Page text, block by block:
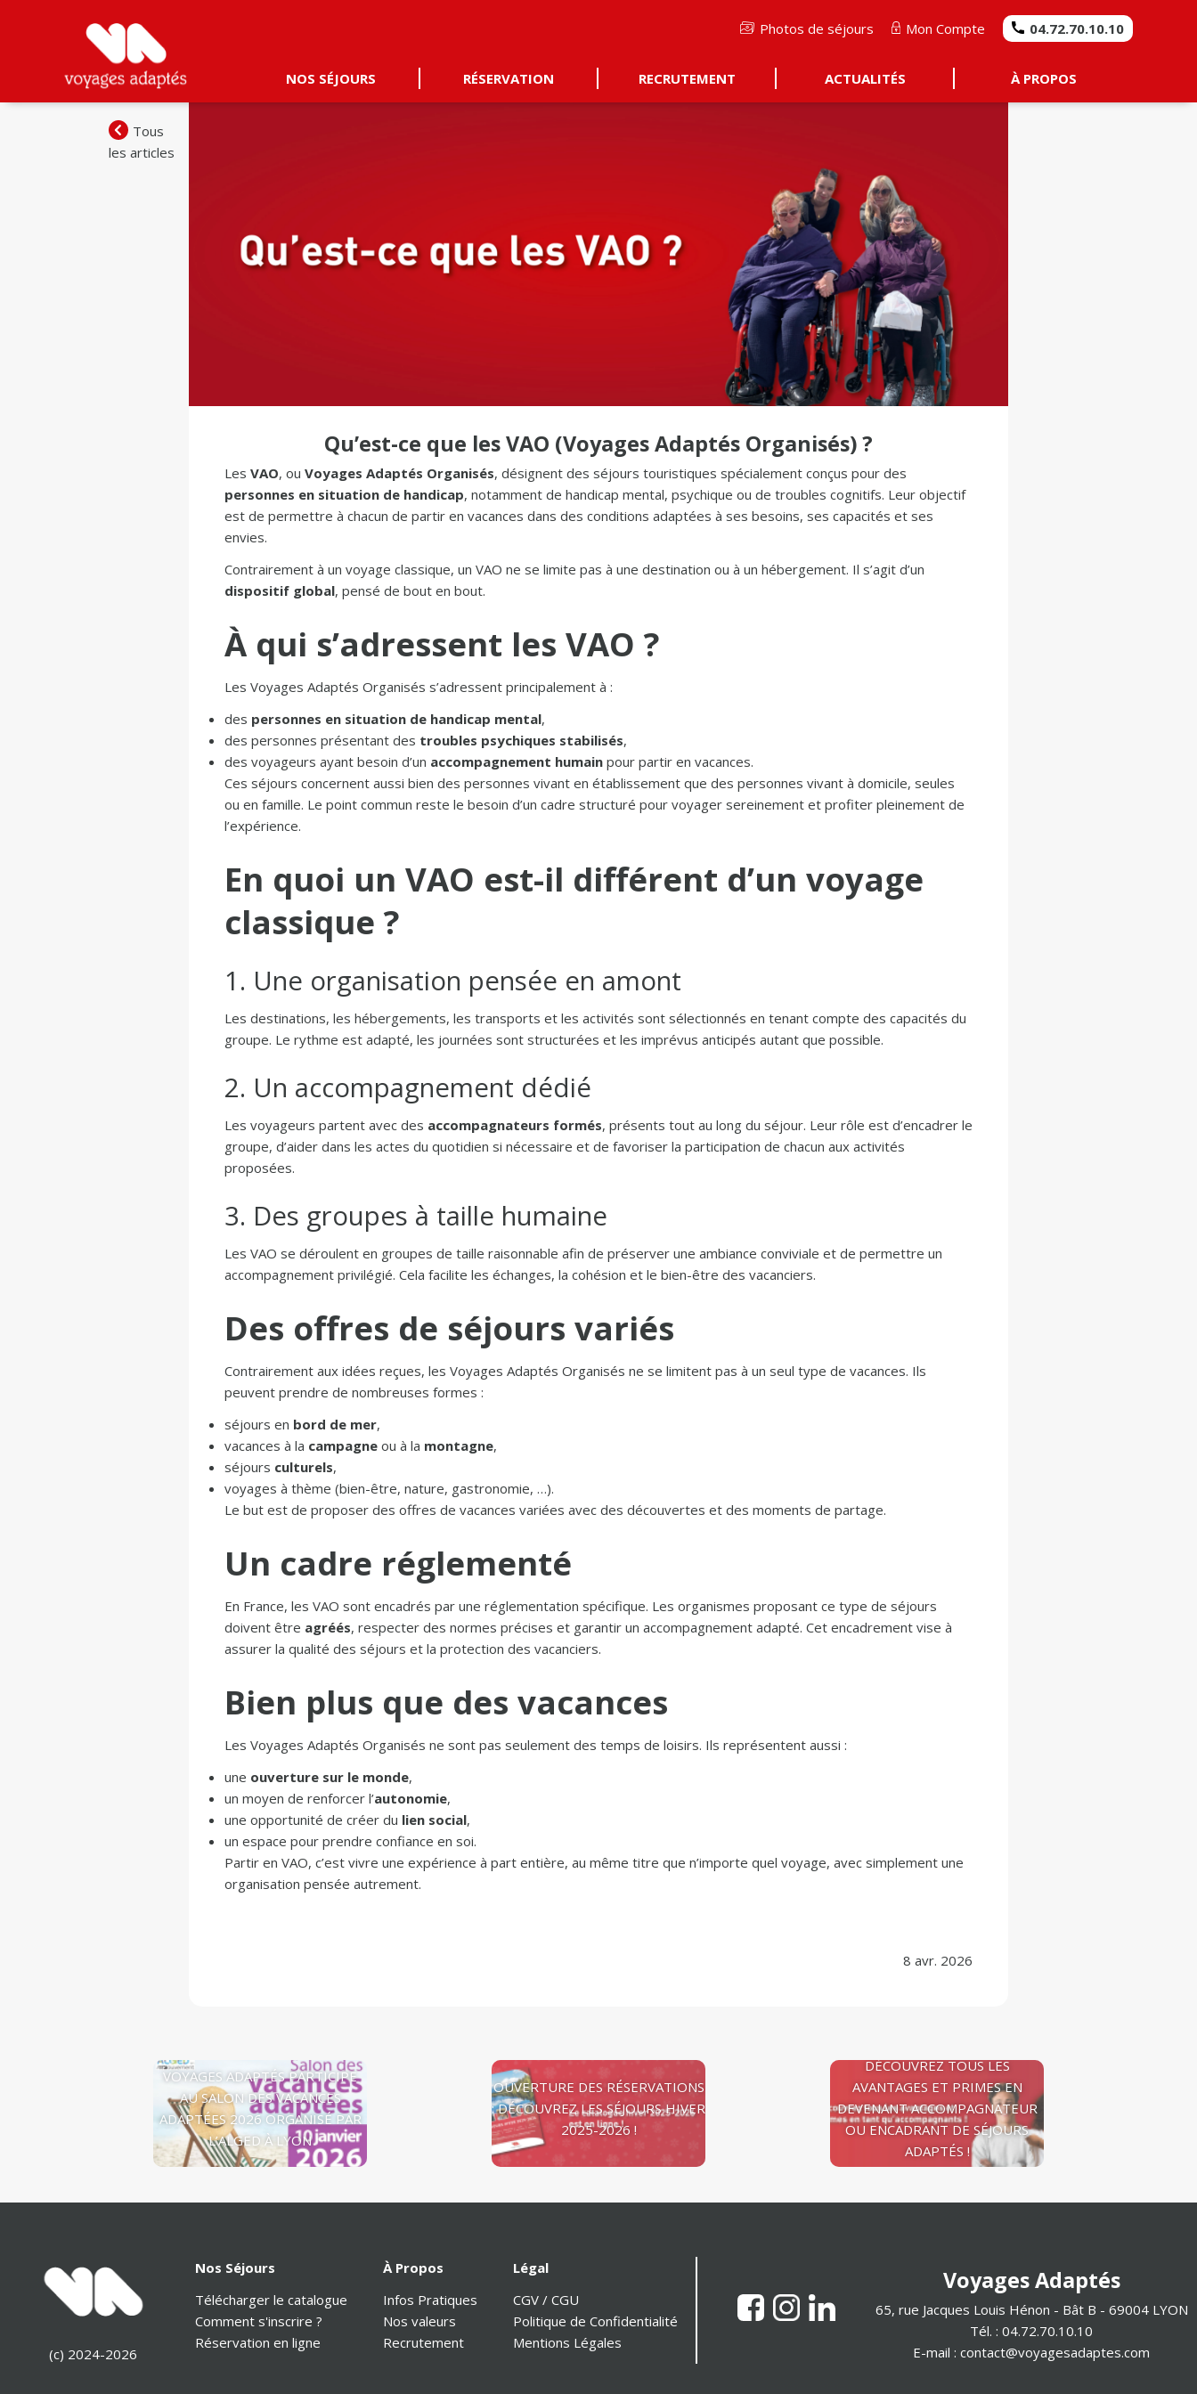
Photos de séjours Mon Compte 04.72.70.10.10
NOS SÉJOURS RÉSERVATION RECRUTEMENT ACTUALITÉS À PROPOS
Tous
les articles
Qu’est-ce que les VAO (Voyages Adaptés Organisés) ?
Les VAO, ou Voyages Adaptés Organisés, désignent des séjours touristiques spécialement conçus pour des
personnes en situation de handicap, notamment de handicap mental, psychique ou de troubles cognitifs. Leur objectif
est de permettre à chacun de partir en vacances dans des conditions adaptées à ses besoins, ses capacités et ses
envies.
Contrairement à un voyage classique, un VAO ne se limite pas à une destination ou à un hébergement. Il s’agit d’un
dispositif global, pensé de bout en bout.
À qui s’adressent les VAO ?
Les Voyages Adaptés Organisés s’adressent principalement à :
des personnes en situation de handicap mental,
des personnes présentant des troubles psychiques stabilisés,
des voyageurs ayant besoin d’un accompagnement humain pour partir en vacances.
Ces séjours concernent aussi bien des personnes vivant en établissement que des personnes vivant à domicile, seules
ou en famille. Le point commun reste le besoin d’un cadre structuré pour voyager sereinement et profiter pleinement de
l’expérience.
En quoi un VAO est-il différent d’un voyage
classique ?
1. Une organisation pensée en amont
Les destinations, les hébergements, les transports et les activités sont sélectionnés en tenant compte des capacités du
groupe. Le rythme est adapté, les journées sont structurées et les imprévus anticipés autant que possible.
2. Un accompagnement dédié
Les voyageurs partent avec des accompagnateurs formés, présents tout au long du séjour. Leur rôle est d’encadrer le
groupe, d’aider dans les actes du quotidien si nécessaire et de favoriser la participation de chacun aux activités
proposées.
3. Des groupes à taille humaine
Les VAO se déroulent en groupes de taille raisonnable afin de préserver une ambiance conviviale et de permettre un
accompagnement privilégié. Cela facilite les échanges, la cohésion et le bien-être des vacanciers.
Des offres de séjours variés
Contrairement aux idées reçues, les Voyages Adaptés Organisés ne se limitent pas à un seul type de vacances. Ils
peuvent prendre de nombreuses formes :
séjours en bord de mer,
vacances à la campagne ou à la montagne,
séjours culturels,
voyages à thème (bien-être, nature, gastronomie, …).
Le but est de proposer des offres de vacances variées avec des découvertes et des moments de partage.
Un cadre réglementé
En France, les VAO sont encadrés par une réglementation spécifique. Les organismes proposant ce type de séjours
doivent être agréés, respecter des normes précises et garantir un accompagnement adapté. Cet encadrement vise à
assurer la qualité des séjours et la protection des vacanciers.
Bien plus que des vacances
Les Voyages Adaptés Organisés ne sont pas seulement des temps de loisirs. Ils représentent aussi :
une ouverture sur le monde,
un moyen de renforcer l’autonomie,
une opportunité de créer du lien social,
un espace pour prendre confiance en soi.
Partir en VAO, c’est vivre une expérience à part entière, au même titre que n’importe quel voyage, avec simplement une
organisation pensée autrement.
8 avr. 2026
VOYAGES ADAPTÉS PARTICIPE
AU SALON DES VACANCES
ADAPTÉES 2026 ORGANISÉ PAR
L’ALGED À LYON
OUVERTURE DES RÉSERVATIONS
: DÉCOUVREZ LES SÉJOURS HIVER
2025-2026 !
DÉCOUVREZ TOUS LES
AVANTAGES ET PRIMES EN
DEVENANT ACCOMPAGNATEUR
OU ENCADRANT DE SÉJOURS
ADAPTÉS !
(c) 2024-2026
Nos Séjours
Télécharger le catalogue
Comment s'inscrire ?
Réservation en ligne
À Propos
Infos Pratiques
Nos valeurs
Recrutement
Légal
CGV / CGU
Politique de Confidentialité
Mentions Légales
Voyages Adaptés
65, rue Jacques Louis Hénon - Bât B - 69004 LYON
Tél. : 04.72.70.10.10
E-mail :contact@voyagesadaptes.com